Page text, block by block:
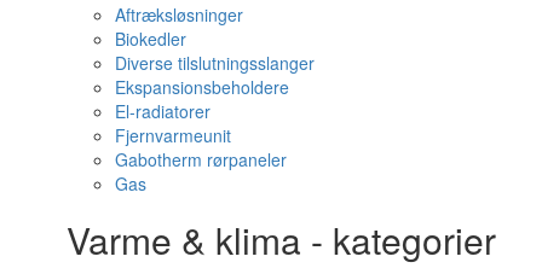
Aftræksløsninger
Biokedler
Diverse tilslutningsslanger
Ekspansionsbeholdere
El-radiatorer
Fjernvarmeunit
Gabotherm rørpaneler
Gas
Varme & klima - kategorier